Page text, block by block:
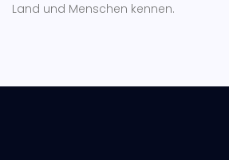
Land und Menschen kennen.